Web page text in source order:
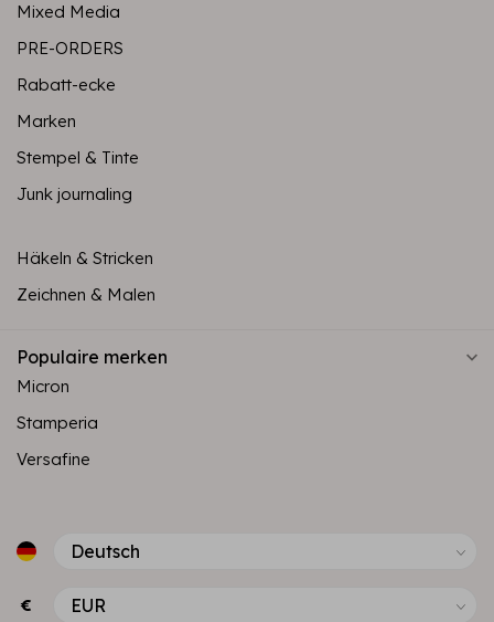
Mixed Media
PRE-ORDERS
Rabatt-ecke
Marken
Stempel & Tinte
Junk journaling
Häkeln & Stricken
Zeichnen & Malen
Populaire merken
Micron
Stamperia
Versafine
€